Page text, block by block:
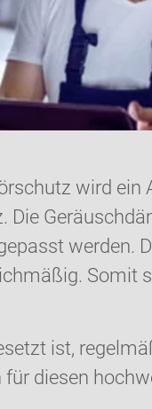
wird
Die
ist,
für diesen